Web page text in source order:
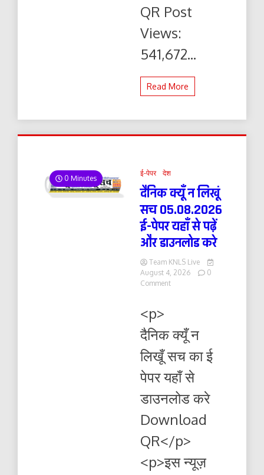
डाउनलोड
QR Post
Views:
541,672...
Read More
0 Minutes
ई-पेपर देश
दैनिक क्यूँ न लिखूं
सच 05.08.2026
ई-पेपर यहाँ से पढ़ें
और डाउनलोड करे
Team KNLS Live
August 4, 2026
0
Commenton
सच
05.08.2026
ई-
यहाँ
पढ़ें
डाउनलोड
<p>
दैनिक क्यूँ न
लिखूँ सच का ई
पेपर यहाँ से
डाउनलोड करे
Download
QR</p>
<p>इस न्यूज़